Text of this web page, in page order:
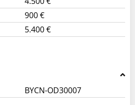
900 €
5.400 €
BYCN-OD30007